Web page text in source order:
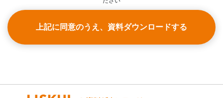
上記に同意のうえ、資料ダウンロードする